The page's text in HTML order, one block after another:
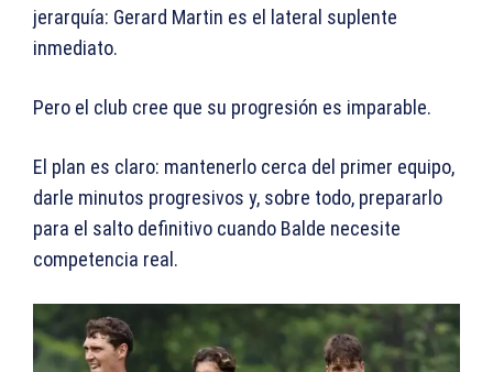
jerarquía: Gerard Martin es el lateral suplente
inmediato.
Pero el club cree que su progresión es imparable.
El plan es claro: mantenerlo cerca del primer equipo,
darle minutos progresivos y, sobre todo, prepararlo
para el salto definitivo cuando Balde necesite
competencia real.